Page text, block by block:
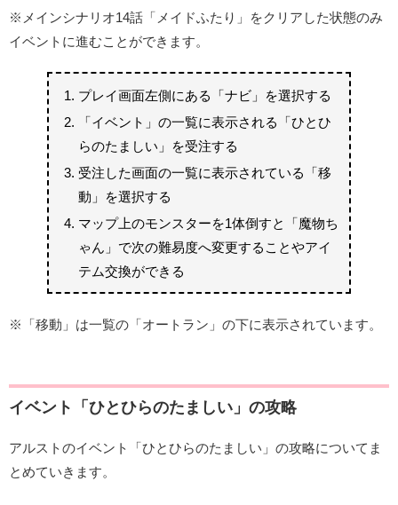
※メインシナリオ14話「メイドふたり」をクリアした状態のみ
イベントに進むことができます。
プレイ画面左側にある「ナビ」を選択する
「イベント」の一覧に表示される「ひとひ
らのたましい」を受注する
受注した画面の一覧に表示されている「移
動」を選択する
マップ上のモンスターを1体倒すと「魔物ち
ゃん」で次の難易度へ変更することやアイ
テム交換ができる
※「移動」は一覧の「オートラン」の下に表示されています。
イベント「ひとひらのたましい」の攻略
アルストのイベント「ひとひらのたましい」の攻略についてま
とめていきます。